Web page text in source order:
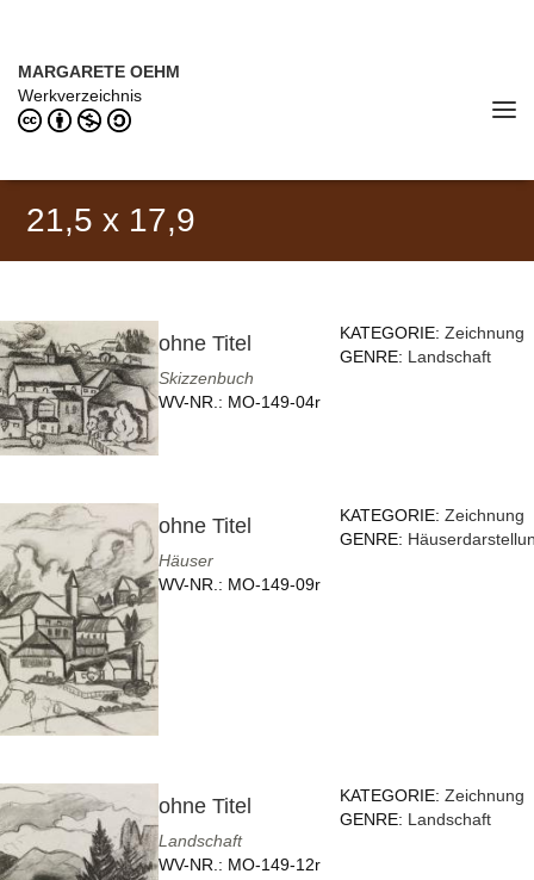
MARGARETE OEHM
Werkverzeichnis
21,5 x 17,9
ohne Titel
Skizzenbuch
WV-NR.: MO-149-04r
KATEGORIE:Zeichnung
GENRE: Landschaft
ohne Titel
Häuser
WV-NR.: MO-149-09r
KATEGORIE:Zeichnung
GENRE:
ohne Titel
Landschaft
WV-NR.: MO-149-12r
KATEGORIE:Zeichnung
GENRE: Landschaft